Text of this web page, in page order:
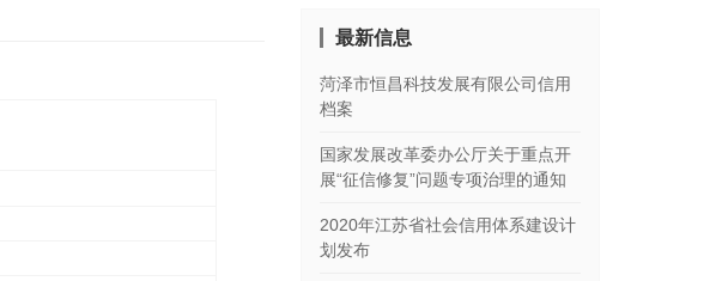
最新信息
菏泽市恒昌科技发展有限公司信用
档案
国家发展改革委办公厅关于重点开
展“征信修复”问题专项治理的通知
2020年江苏省社会信用体系建设计
划发布